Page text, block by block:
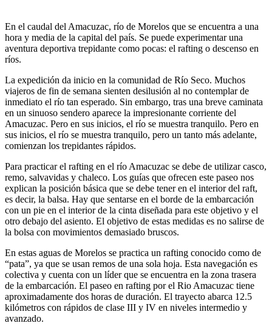
En el caudal del Amacuzac, río de Morelos que se encuentra a una
hora y media de la capital del país. Se puede experimentar una
aventura deportiva trepidante como pocas: el rafting o descenso en
ríos.
La expedición da inicio en la comunidad de Río Seco. Muchos
viajeros de fin de semana sienten desilusión al no contemplar de
inmediato el río tan esperado. Sin embargo, tras una breve caminata
en un sinuoso sendero aparece la impresionante corriente del
Amacuzac. Pero en sus inicios, el río se muestra tranquilo. Pero en
sus inicios, el río se muestra tranquilo, pero un tanto más adelante,
comienzan los trepidantes rápidos.
Para practicar el rafting en el río Amacuzac se debe de utilizar casco,
remo, salvavidas y chaleco. Los guías que ofrecen este paseo nos
explican la posición básica que se debe tener en el interior del raft,
es decir, la balsa. Hay que sentarse en el borde de la embarcación
con un pie en el interior de la cinta diseñada para este objetivo y el
otro debajo del asiento. El objetivo de estas medidas es no salirse de
la bolsa con movimientos demasiado bruscos.
En estas aguas de Morelos se practica un rafting conocido como de
“pata”, ya que se usan remos de una sola hoja. Esta navegación es
colectiva y cuenta con un líder que se encuentra en la zona trasera
de la embarcación. El paseo en rafting por el Rio Amacuzac tiene
aproximadamente dos horas de duración. El trayecto abarca 12.5
kilómetros con rápidos de clase III y IV en niveles intermedio y
avanzado.